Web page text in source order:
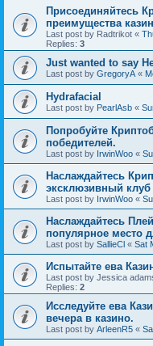
Присоединяйтесь
преимущества
Last post by Radtrikot «
Replies: 3
Just wanted to say
Last post by GregoryA «
Hydrafacial
Last post by PearlAsb «
Попробуйте
победителей.
Last post by IrwinWoo «
Наслаждайтесь
эксклюзивный клуб
Last post by IrwinWoo «
Наслаждайтесь
популярное место
Last post by SallieCl « Sat
Испытайте ева
Last post by Jessica
Replies: 2
Исследуйте ева
вечера в казино.
Last post by ArleenR5 «